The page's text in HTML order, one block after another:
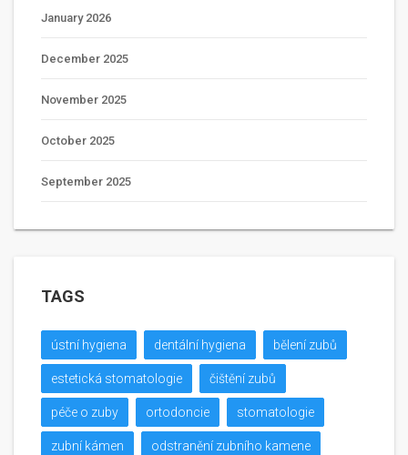
January 2026
December 2025
November 2025
October 2025
September 2025
TAGS
ústní hygiena dentální hygiena bělení zubů
estetická stomatologie čištění zubů
péče o zuby ortodoncie stomatologie
zubní kámen odstranění zubního kamene